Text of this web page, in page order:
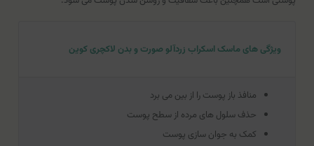
ویژگی های ماسک اسکراب زردآلو صورت و بدن لاکچری کوین
منافذ باز پوست را از بین می برد
حذف سلول های مرده از سطح پوست
کمک به جوان سازی پوست